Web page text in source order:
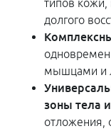
типов кожи,
долгого
мышцами и
зоны тела
отложения,